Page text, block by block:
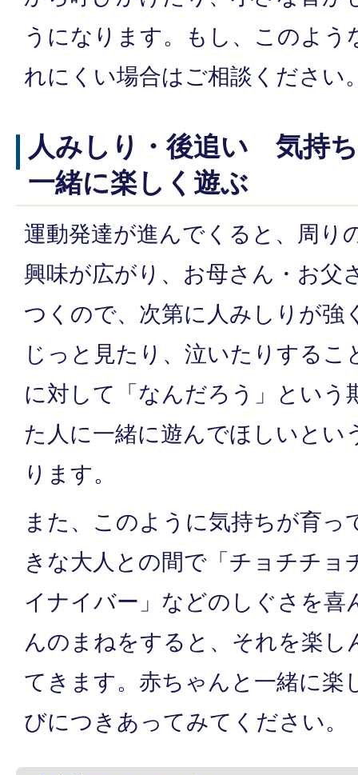
うになります。もし、このよう
れにくい場合はご相談ください
人みしり・後追い 気持
一緒に楽しく遊ぶ
運動発達が進んでくると、周り
興味が広がり、お母さん・お父
つくので、次第に人みしりが強
じっと見たり、泣いたりするこ
に対して「なんだろう」という
た人に一緒に遊んでほしいとい
ります。
また、このように気持ちが育っ
きな大人との間で「チョチチョ
イナイバー」などのしぐさを喜
んのまねをすると、それを楽し
てきます。赤ちゃんと一緒に楽
びにつきあってみてください。